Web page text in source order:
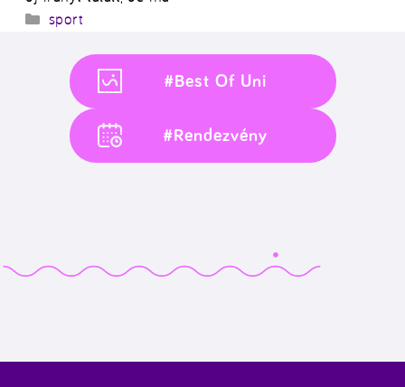
Kategória
sport
#Best Of Uni
#Rendezvény